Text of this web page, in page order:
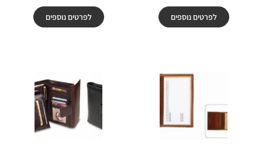
לפרטים נוספים לפרטים נוספים